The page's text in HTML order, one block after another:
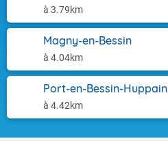
à 3.79km
Magny-en-Bessin
à 4.04km
Port-en-Bessin-Huppain
à 4.42km